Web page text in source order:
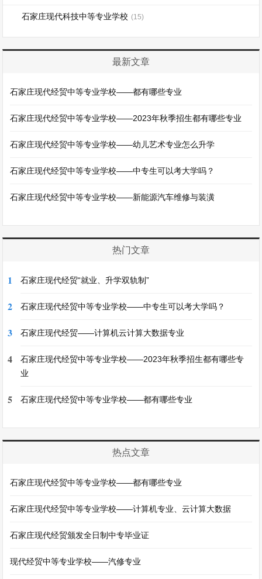
石家庄现代科技中等专业学校 (15)
最新文章
石家庄现代经贸中等专业学校——都有哪些专业
石家庄现代经贸中等专业学校——2023年秋季招生都有哪些专业
石家庄现代经贸中等专业学校——幼儿艺术专业怎么升学
石家庄现代经贸中等专业学校——中专生可以考大学吗？
石家庄现代经贸中等专业学校——新能源汽车维修与装潢
热门文章
1 石家庄现代经贸“就业、升学双轨制”
2 石家庄现代经贸中等专业学校——中专生可以考大学吗？
3 石家庄现代经贸——计算机云计算大数据专业
4
石家庄现代经贸中等专业学校——2023年秋季招生都有哪些专
业
5 石家庄现代经贸中等专业学校——都有哪些专业
热点文章
石家庄现代经贸中等专业学校——都有哪些专业
石家庄现代经贸中等专业学校——计算机专业、云计算大数据
石家庄现代经贸颁发全日制中专毕业证
现代经贸中等专业学校——汽修专业